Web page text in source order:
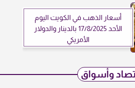
أسعار الذهب في الكويت اليوم
الأحد 17/8/2025 بالدينار والدولار
الأمريكي
وأسواق